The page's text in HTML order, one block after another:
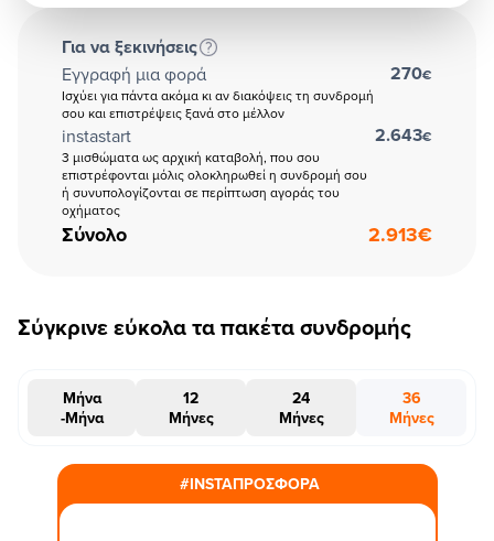
Για να ξεκινήσεις
Εγγραφή μια φορά
Ισχύει για πάντα ακόμα κι αν διακόψεις τη συνδρομή
σου και επιστρέψεις ξανά στο μέλλον
270€
instastart
3 μισθώματα ως αρχική καταβολή, που σου
επιστρέφονται μόλις ολοκληρωθεί η συνδρομή σου
ή συνυπολογίζονται σε περίπτωση αγοράς του
οχήματος
2.643€
Σύνολο 2.913€
Σύγκρινε εύκολα τα πακέτα συνδρομής
Μήνα
-Μήνα
12
Μήνες
24
Μήνες
36
Μήνες
#INSTAΠΡΟΣΦΟΡΑ